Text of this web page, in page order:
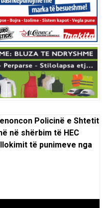
Policinë e Shtetit
në shërbim të HEC
të punimeve nga